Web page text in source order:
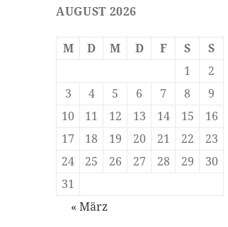
AUGUST 2026
M D M D F S
S
1
2
3
4 5 6 7 8
9
10
11 12 13 14 15
16
17
18 19 20 21 22
23
24
25 26 27 28 29
30
31
« März